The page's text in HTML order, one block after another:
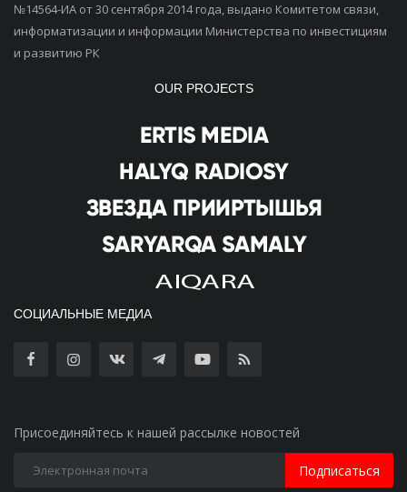
№14564-ИА от 30 сентября 2014 года, выдано Комитетом связи,
информатизации и информации Министерства по инвестициям
и развитию РК
OUR PROJECTS
СОЦИАЛЬНЫЕ МЕДИА
Присоединяйтесь к нашей рассылке новостей
Подписаться